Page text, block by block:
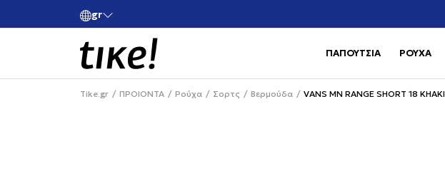
grΚάνε εγγραφή και κέρδισε -10% στην πρώτη σου αγορά
ΠΑΠΟΥΤΣΙΑ ΡΟΥΧΑ
Tike.gr ΠΡΟΙΟΝΤΑ Ρούχα Σορτς Βερμούδα VANS MN RANGE SHORT 18 KHAKI